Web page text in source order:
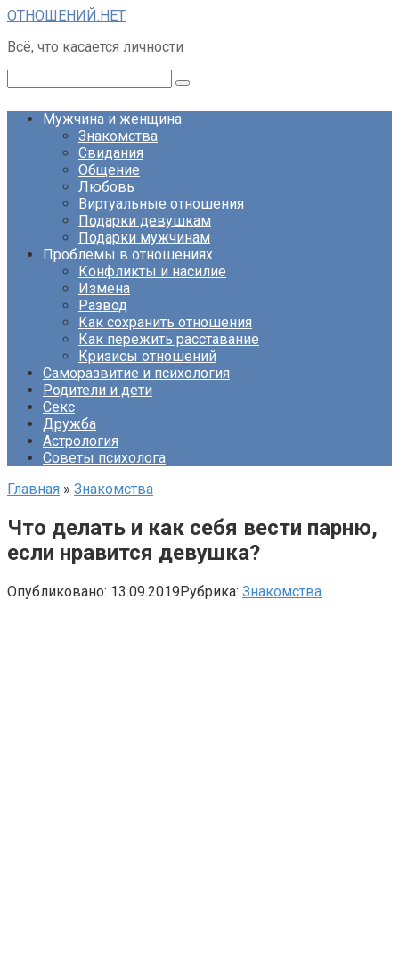
Перейти
контенту
ОТНОШЕНИЙ.НЕТ
Всё, что касается личности
Мужчина и женщина
Знакомства
Свидания
Общение
Любовь
Виртуальные отношения
Подарки девушкам
Подарки мужчинам
Проблемы в отношениях
Конфликты и насилие
Измена
Развод
Как сохранить отношения
Как пережить расставание
Кризисы отношений
Саморазвитие и психология
Родители и дети
Секс
Дружба
Астрология
Советы психолога
Главная » Знакомства
Что делать и как себя вести парню,
если нравится девушка?
Опубликовано: 13.09.2019Рубрика: Знакомства